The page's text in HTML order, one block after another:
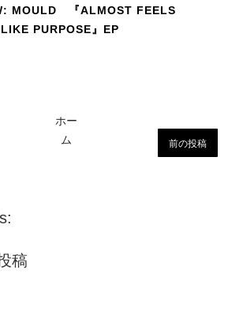
MOULD 『ALMOST FEELS
LIKE PURPOSE』EP
前の投稿
ホー
ム
稿